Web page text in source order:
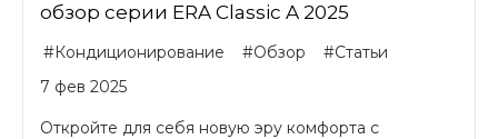
обзор серии ERA Classic A 2025
#Кондиционирование #Обзор
#Статьи
7 фев 2025
Откройте для себя новую эру комфорта с